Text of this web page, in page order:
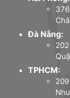
Đà Nẵng:
TPHCM: